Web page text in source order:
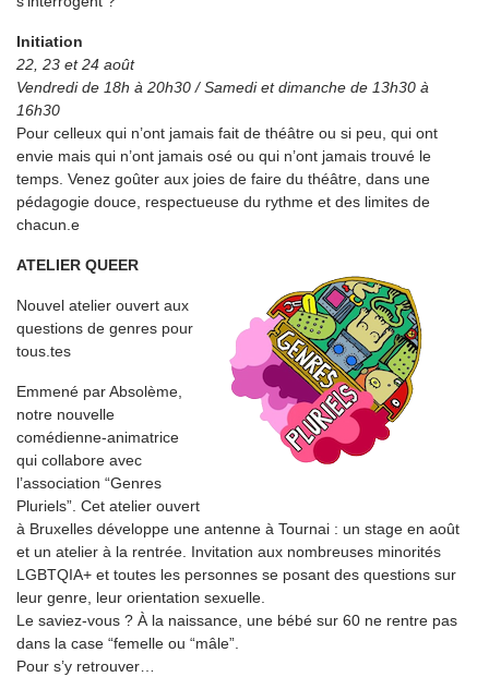
Initiation
22, 23 et 24 août
Vendredi de 18h à 20h30 / Samedi et dimanche de 13h30 à
16h30
Pour celleux qui n’ont jamais fait de théâtre ou si peu, qui ont
envie mais qui n’ont jamais osé ou qui n’ont jamais trouvé le
temps. Venez goûter aux joies de faire du théâtre, dans une
pédagogie douce, respectueuse du rythme et des limites de
chacun.e
ATELIER QUEER
Nouvel atelier ouvert aux
questions de genres pour
tous.tes
Emmené par Absolème,
notre nouvelle
comédienne-animatrice
qui collabore avec
l’association “Genres
Pluriels”. Cet atelier ouvert
à Bruxelles développe une antenne à Tournai : un stage en août
et un atelier à la rentrée. Invitation aux nombreuses minorités
LGBTQIA+ et toutes les personnes se posant des questions sur
leur genre, leur orientation sexuelle.
Le saviez-vous ? À la naissance, une bébé sur 60 ne rentre pas
dans la case “femelle ou “mâle”.
Pour s’y retrouver…